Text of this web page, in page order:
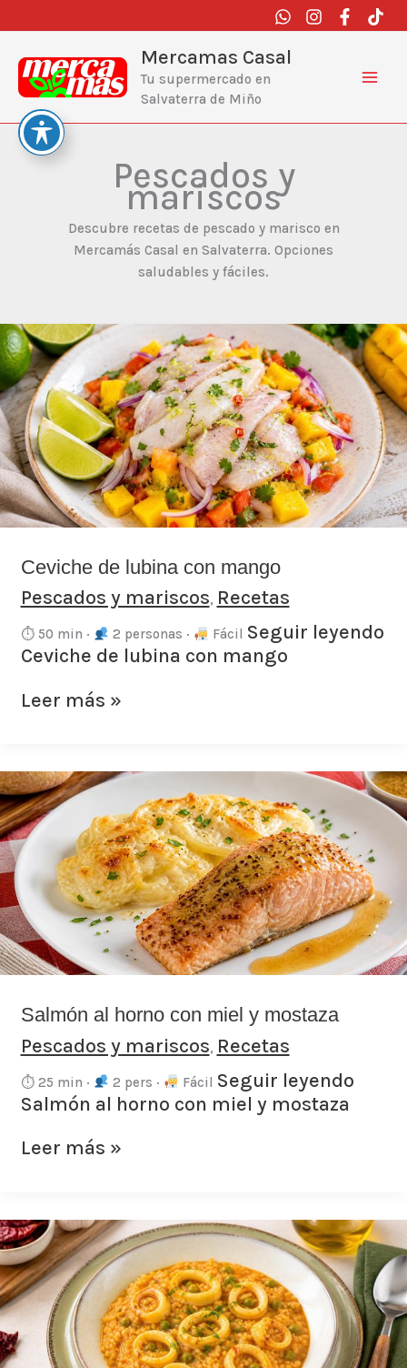
al
contenido
Mercamas Casal
Tu supermercado en
Salvaterra de Miño
Pescados y
mariscos
Descubre recetas de pescado y marisco en
Mercamás Casal en Salvaterra. Opciones
saludables y fáciles.
Ceviche de lubina con mango
Pescados y mariscos, Recetas
⏱ 50 min · 2 personas · Fácil Seguir leyendo
Ceviche de lubina con mango
Ceviche
de
lubina
con
mango
Leer más »
Salmón al horno con miel y mostaza
Pescados y mariscos, Recetas
⏱ 25 min · 2 pers · Fácil Seguir leyendo
Salmón al horno con miel y mostaza
Salmón
al
horno
con
miel
y
mostaza
Leer más »
Arroz
meloso
con
anillas
de
pota